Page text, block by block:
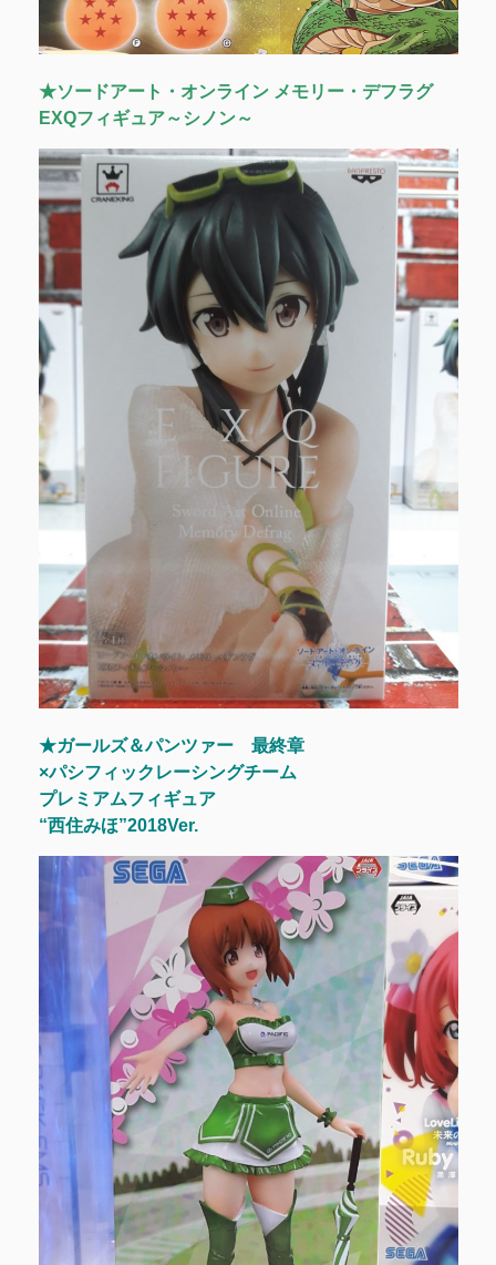
★ソードアート・オンライン メモリー・デフラグ
EXQフィギュア～シノン～
★ガールズ＆パンツァー 最終章
×パシフィックレーシングチーム
プレミアムフィギュア
“西住みほ”2018Ver.